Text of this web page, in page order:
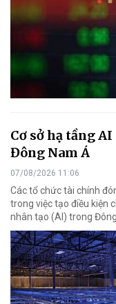
Cơ sở hạ tầng
Đông Nam Á
07/08/2026 11:06
Các tổ chức tài chính
trong việc tạo điều kiện
nhân tạo (AI) trong